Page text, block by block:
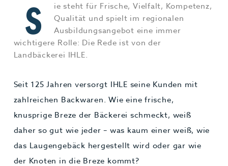
Jobs & Karriere
MEHR+
S
ie steht für Frische, Vielfalt, Kompetenz,
Qualität und spielt im regionalen
Ausbildungsangebot eine immer
wichtigere Rolle: Die Rede ist von der
Landbäckerei IHLE.
Seit 125 Jahren versorgt IHLE seine Kunden mit
zahlreichen Backwaren. Wie eine frische,
knusprige Breze der Bäckerei schmeckt, weiß
daher so gut wie jeder – was kaum einer weiß, wie
das Laugengebäck hergestellt wird oder gar wie
der Knoten in die Breze kommt?